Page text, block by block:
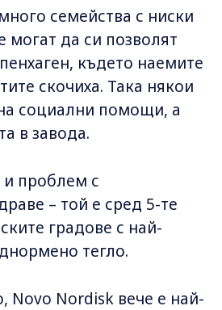
семейства с ниски
могат да си позволят
където наемите
скочиха. Така някои
социални помощи, а
в завода.
проблем с
– той е сред 5-те
градове с най-
тегло.
Nordisk вече е най-